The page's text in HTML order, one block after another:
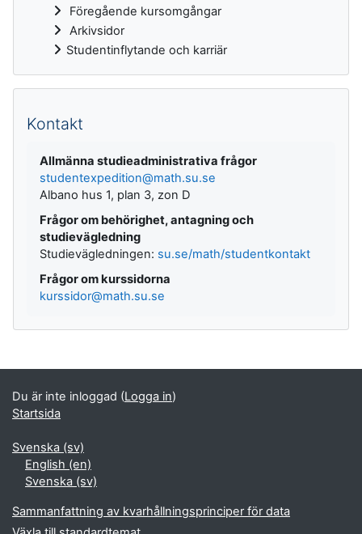
Föregående kursomgångar
Arkivsidor
Studentinflytande och karriär
Kontakt
Allmänna studieadministrativa frågor
studentexpedition@math.su.se
Albano hus 1, plan 3, zon D
Frågor om behörighet, antagning och
studievägledning
Studievägledningen: su.se/math/studentkontakt
Frågor om kurssidorna
kurssidor@math.su.se
Kompletterande block
Du är inte inloggad (Logga in)
Startsida
Svenska ‎(sv)‎
English ‎(en)‎
Svenska ‎(sv)‎
Sammanfattning av kvarhållningsprinciper för data